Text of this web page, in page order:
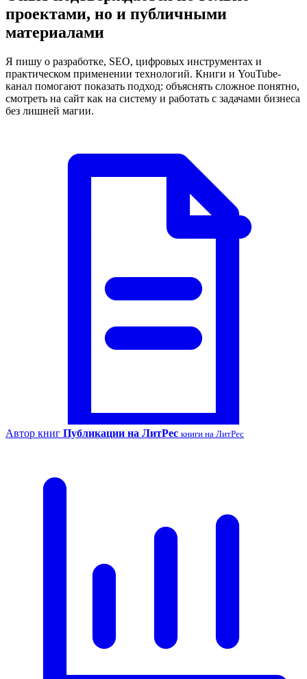
проектами, но и публичными
материалами
Я пишу о разработке, SEO, цифровых инструментах и
практическом применении технологий. Книги и YouTube-
канал помогают показать подход: объяснять сложное понятно,
смотреть на сайт как на систему и работать с задачами бизнеса
без лишней магии.
Автор книг Публикации на ЛитРес книги на ЛитРес